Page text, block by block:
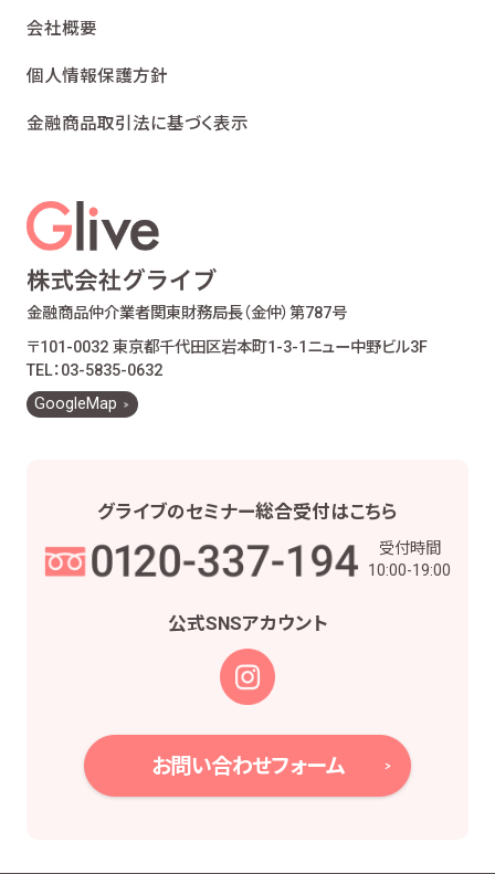
金融商品仲介業における有価証券・金融商品の
提携会社の金融商品の勧誘・販売、サービスの
供の妥当性を判断するため
お客様ご本人であること又はご本人の代理人で
あることを確認するため
お客様に対し、お取引結果、お預り残高などの報
お客様とのお取引に関する事務を行うため
お客様との契約や法律等に基づく権利の行使や
義務の履行のため
ため
一部について委託された場合等において、委託
お取引先との打合せ、情報提供・連絡、お取引先
の皆様から委託された業務の遂行等を行うため
当社株主様及び当社株式の管理業務、株主様又
は会社による権利の行使・義務の履行、及び法
令に基づく書面・記録・データの作成のため
役職員の給与の計算・支払、人事管理業務のた
め
金融商品仲介業者関東財務局長（金仲）第787号
〒101-0032 東京都千代田区岩本町1-3-1 ニュー中野ビル3F
TEL：03-5835-0632
GoogleMap
会社概要
個人情報保護方針
金融商品取引法に基づく表示
グライブのセミナー総合受付はこちら
受付時間
10:00-19:00
公式SNSアカウント
お問い合わせフォーム